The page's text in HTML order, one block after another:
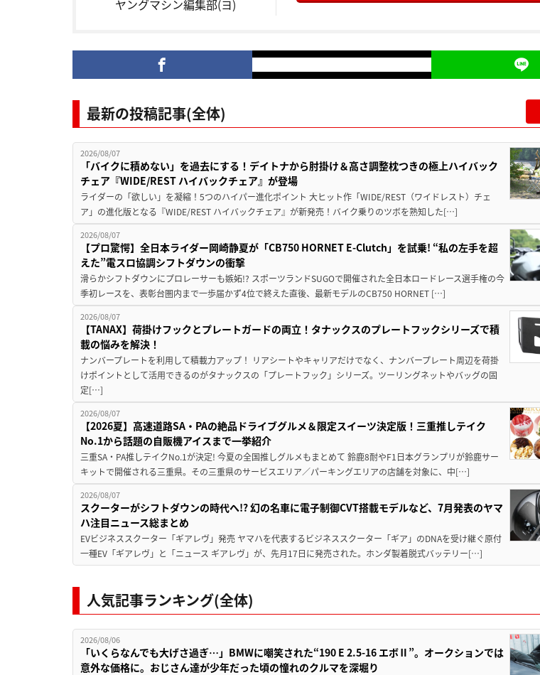
ヤングマシン編集部(ヨ)
最新の投稿記事(全体)
2026/08/07
「バイクに積めない」を過去にする！デイトナから肘掛け＆高さ調整枕つきの極上ハイバック
チェア『WIDE/REST ハイバックチェア』が登場
ライダーの「欲しい」を凝縮！5つのハイパー進化ポイント 大ヒット作「WIDE/REST（ワイドレスト）チェ
ア」の進化版となる『WIDE/REST ハイバックチェア』が新発売！バイク乗りのツボを熟知した[…]
2026/08/07
【プロ驚愕】全日本ライダー岡崎静夏が「CB750 HORNET E-Clutch」を試乗! “私の左手を超
えた”電スロ協調シフトダウンの衝撃
滑らかシフトダウンにプロレーサーも嫉妬!? スポーツランドSUGOで開催された全日本ロードレース選手権の今
季初レースを、表彰台圏内まで一歩届かず4位で終えた直後、最新モデルのCB750 HORNET […]
2026/08/07
【TANAX】荷掛けフックとプレートガードの両立！タナックスのプレートフックシリーズで積
載の悩みを解決！
ナンバープレートを利用して積載力アップ！ リアシートやキャリアだけでなく、ナンバープレート周辺を荷掛
けポイントとして活用できるのがタナックスの「プレートフック」シリーズ。ツーリングネットやバッグの固
定[…]
2026/08/07
【2026夏】高速道路SA・PAの絶品ドライブグルメ＆限定スイーツ決定版！三重推しテイク
No.1から話題の自販機アイスまで一挙紹介
三重SA・PA推しテイクNo.1が決定! 今夏の全国推しグルメもまとめて 鈴鹿8耐やF1日本グランプリが鈴鹿サー
キットで開催される三重県。その三重県のサービスエリア／パーキングエリアの店舗を対象に、中[…]
2026/08/07
スクーターがシフトダウンの時代へ!? 幻の名車に電子制御CVT搭載モデルなど、7月発表のヤマ
ハ注目ニュース総まとめ
EVビジネススクーター「ギアレヴ」発売 ヤマハを代表するビジネススクーター「ギア」のDNAを受け継ぐ原付
一種EV「ギアレヴ」と「ニュース ギアレヴ」が、先月17日に発売された。ホンダ製着脱式バッテリー[…]
人気記事ランキング(全体)
2026/08/06
「いくらなんでも大げさ過ぎ…」BMWに嘲笑された“190 E 2.5-16 エボⅡ”。オークションでは
意外な価格に。おじさん達が少年だった頃の憧れのクルマを深堀り